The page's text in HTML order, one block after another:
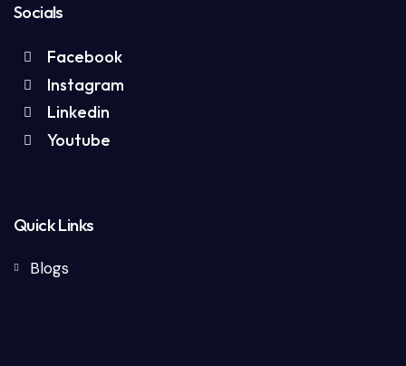
Socials
Facebook
Instagram
Linkedin
Youtube
Quick Links
Blogs